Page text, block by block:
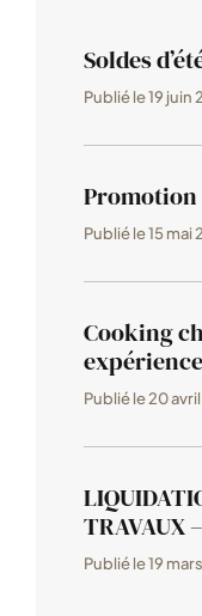
Soldes
Publié le19 juin
Promotion
Publié le15 mai
Cooking
Publié le20
TRAVAUX
Publié le19